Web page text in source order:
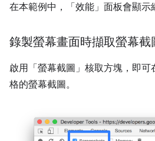
在本範例中，「效能」 面板會顯示
錄製螢幕畫面時擷取螢幕截
啟用「螢幕截圖」 核取方塊，即可
格的螢幕截圖。